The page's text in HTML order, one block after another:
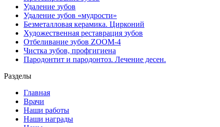
Удаление зубов
Удаление зубов «мудрости»
Безметалловая керамика. Цирконий
Художественная реставрация зубов
Отбеливание зубов ZOOM-4
Чистка зубов, профгигиена
Пародонтит и пародонтоз. Лечение десен.
Разделы
Главная
Врачи
Наши работы
Наши награды